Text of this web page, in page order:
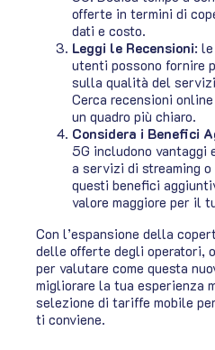
offerte in termini di
dati e costo.
Leggi le Recensioni:
utenti possono fornire
sulla qualità del
Cerca recensioni
un quadro più chiaro.
Considera i Benefici
5G includono vantaggi
a servizi di streaming
questi benefici
valore maggiore per il
Con l’espansione della
delle offerte degli operatori,
per valutare come questa
migliorare la tua esperienza
selezione di tariffe mobile
ti conviene.